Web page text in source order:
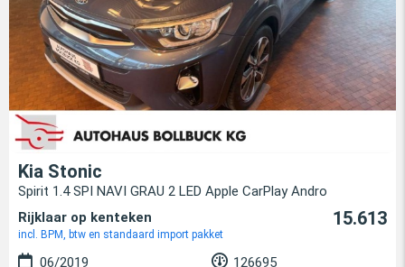
Kia Stonic
Spirit 1.4 SPI NAVI GRAU 2 LED Apple CarPlay Andro
Rijklaar op kenteken
incl. BPM, btw en standaard import pakket
15.613
06/2019
126695